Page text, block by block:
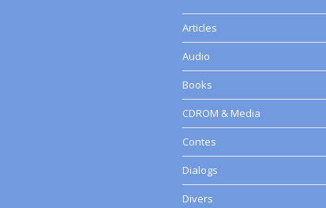
Articles
Audio
Books
CDROM & Media
Contes
Dialogs
Divers